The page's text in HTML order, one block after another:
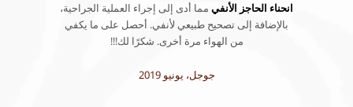
انحناء الحاجز الأنفي مما أدى إلى إجراء العملية الجراحية،
بالإضافة إلى تصحيح طبيعي لأنفي. أحصل على ما يكفي
من الهواء مرة أخرى. شكرًا لك!!!
جوجل، يونيو 2019